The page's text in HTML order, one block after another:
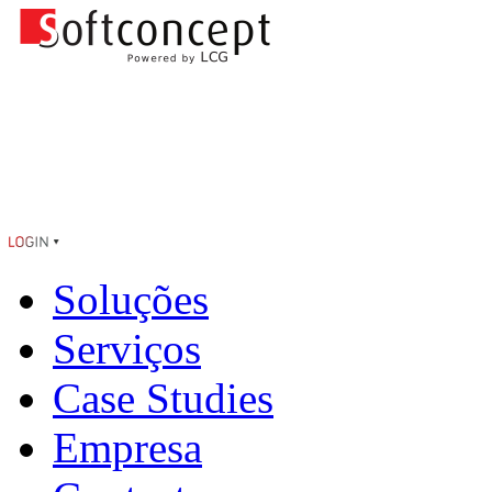
Soluções
Serviços
Case Studies
Empresa